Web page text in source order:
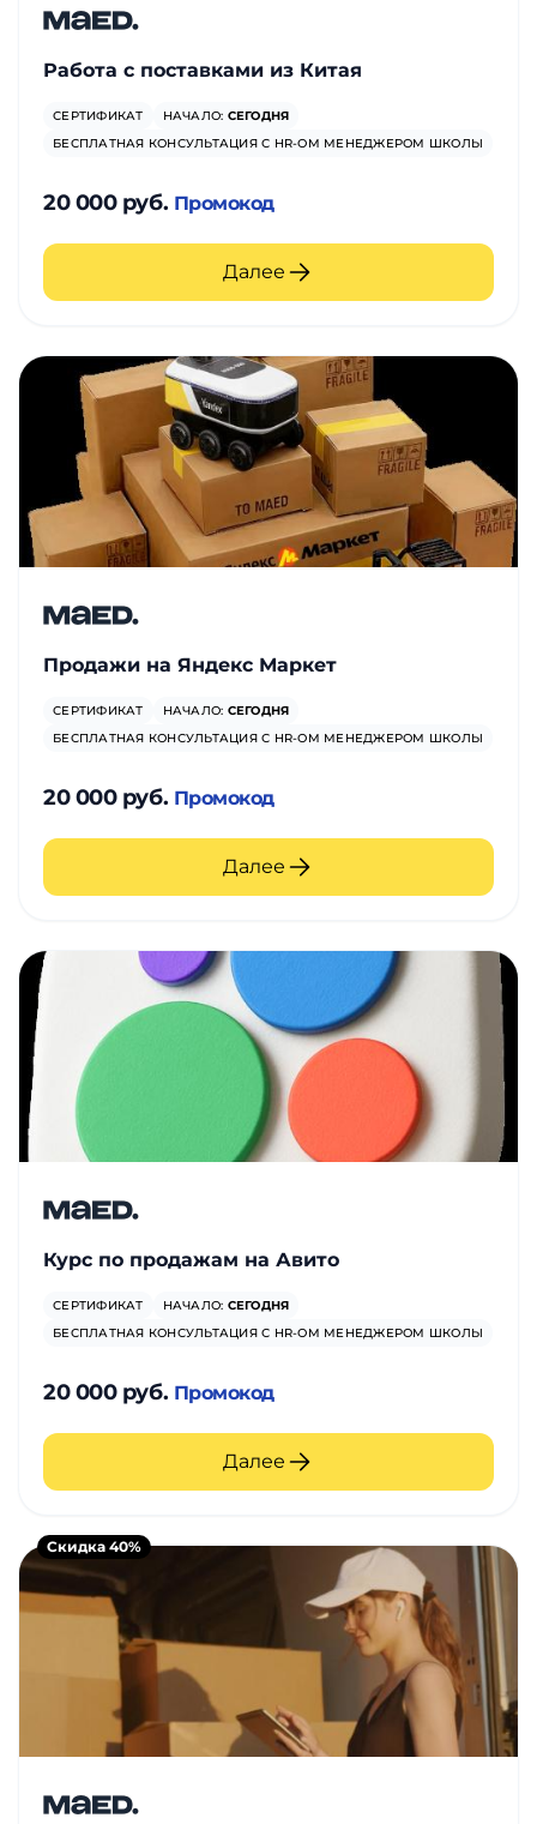
Работа с поставками из Китая
СЕРТИФИКАТ НАЧАЛО: СЕГОДНЯ
БЕСПЛАТНАЯ КОНСУЛЬТАЦИЯ С HR-ОМ МЕНЕДЖЕРОМ ШКОЛЫ
20 000 руб. Промокод
Далее
Продажи на Яндекс Маркет
СЕРТИФИКАТ НАЧАЛО: СЕГОДНЯ
БЕСПЛАТНАЯ КОНСУЛЬТАЦИЯ С HR-ОМ МЕНЕДЖЕРОМ ШКОЛЫ
20 000 руб. Промокод
Далее
Курс по продажам на Авито
СЕРТИФИКАТ НАЧАЛО: СЕГОДНЯ
БЕСПЛАТНАЯ КОНСУЛЬТАЦИЯ С HR-ОМ МЕНЕДЖЕРОМ ШКОЛЫ
20 000 руб. Промокод
Далее
Скидка 40%